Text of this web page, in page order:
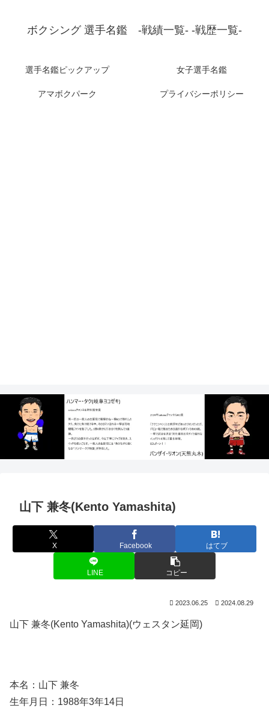
ボクシング 選手名鑑 -戦績一覧- -戦歴一覧-
選手名鑑ピックアップ 女子選手名鑑
アマボクパーク プライバシーポリシー
山下 兼冬(Kento Yamashita)
X Facebook はてブ
LINE コピー
2023.06.25 2024.08.29
山下 兼冬(Kento Yamashita)(ウェスタン延岡)
本名：山下 兼冬
生年月日：1988年3年14日